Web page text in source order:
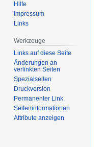
Hilfe
Impressum
Links
Werkzeuge
Links auf diese Seite
Änderungen an
verlinkten Seiten
Spezialseiten
Druckversion
Permanenter Link
Seiten­­informationen
Attribute anzeigen